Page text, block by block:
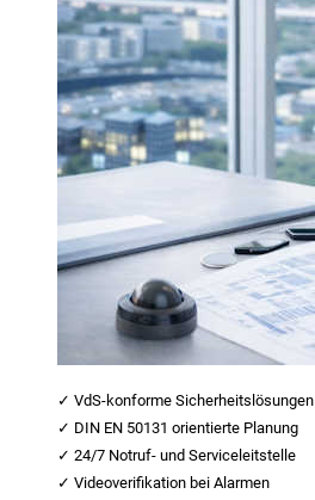
✓ VdS-konforme Sicherheitslösungen
✓ DIN EN 50131 orientierte Planung
✓ 24/7 Notruf- und Serviceleitstelle
✓ Videoverifikation bei Alarmen